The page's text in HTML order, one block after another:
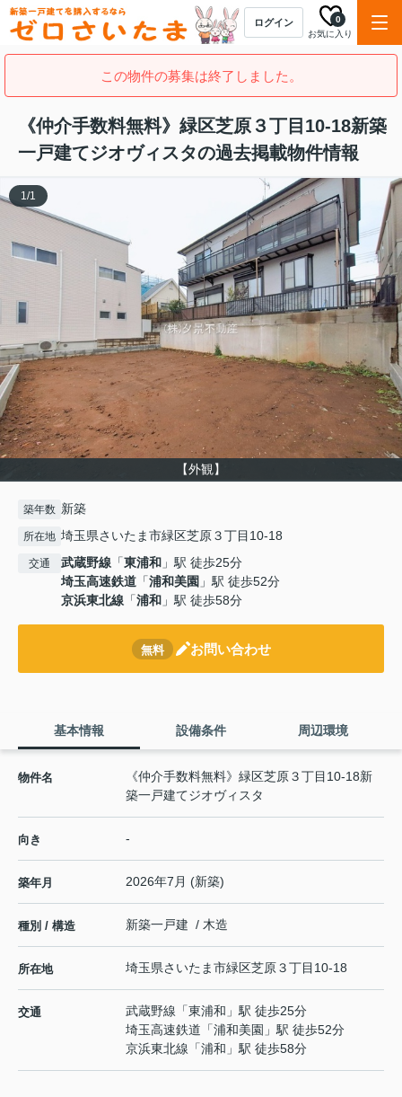
ログイン
お気に入り
0
この物件の募集は終了しました。
《仲介手数料無料》緑区芝原３丁目10-18新築
一戸建てジオヴィスタの過去掲載物件情報
【外観】
1/1
築年数 新築
所在地 埼玉県さいたま市緑区芝原３丁目10-18
交通 武蔵野線 「東浦和 」駅 徒歩25分
埼玉高速鉄道 「浦和美園 」駅 徒歩52分
京浜東北線 「浦和 」駅 徒歩58分
無料 お問い合わせ
基本情報 設備条件 周辺環境
物件名
《仲介手数料無料》緑区芝原３丁目10-18新
築一戸建てジオヴィスタ
向き -
築年月 2026年7月 (新築)
種別 / 構造 新築一戸建 / 木造
所在地 埼玉県さいたま市緑区芝原３丁目10-18
交通 武蔵野線 「東浦和 」駅 徒歩25分
埼玉高速鉄道 「浦和美園 」駅 徒歩52分
京浜東北線 「浦和 」駅 徒歩58分